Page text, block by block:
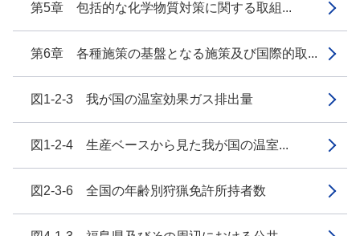
第5章 包括的な化学物質対策に関する取組...
第6章 各種施策の基盤となる施策及び国際的取...
図1-2-3 我が国の温室効果ガス排出量
図1-2-4 生産ベースから見た我が国の温室...
図2-3-6 全国の年齢別狩猟免許所持者数